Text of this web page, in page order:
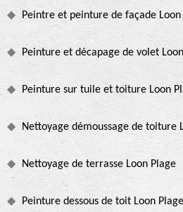
Peintre et peinture de façade Loon
Peinture et décapage de volet
Peinture sur tuile et toiture Loon
Nettoyage démoussage de toiture
Nettoyage de terrasse Loon Plage
Peinture dessous de toit Loon